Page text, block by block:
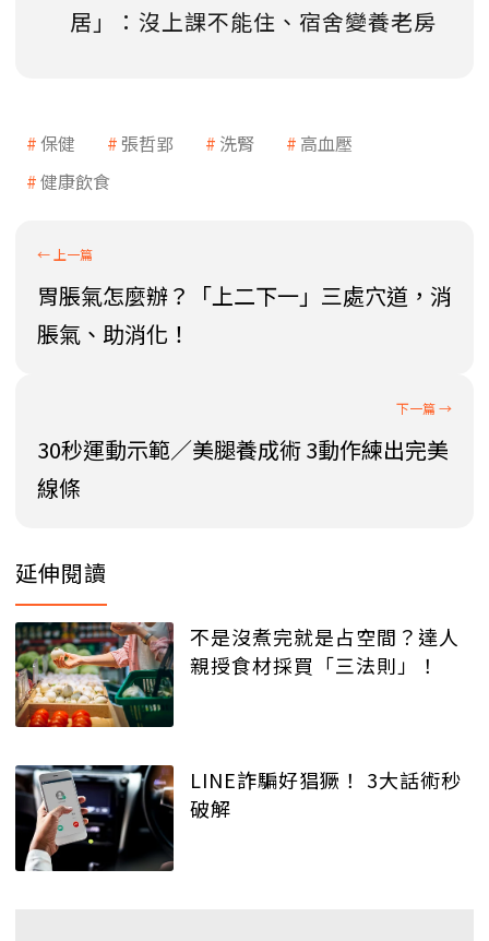
居」：沒上課不能住、宿舍變養老房
保健 張哲郢 洗腎
高血壓
健康飲食
胃脹氣怎麼辦？「上二下一」三處穴道，消
脹氣、助消化！
30秒運動示範／美腿養成術 3動作練出完美
線條
延伸閱讀
不是沒煮完就是占空間？達人
親授食材採買「三法則」！
LINE詐騙好猖獗！ 3大話術秒
破解